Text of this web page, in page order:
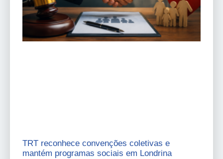
TRT reconhece convenções coletivas e
mantém programas sociais em Londrina